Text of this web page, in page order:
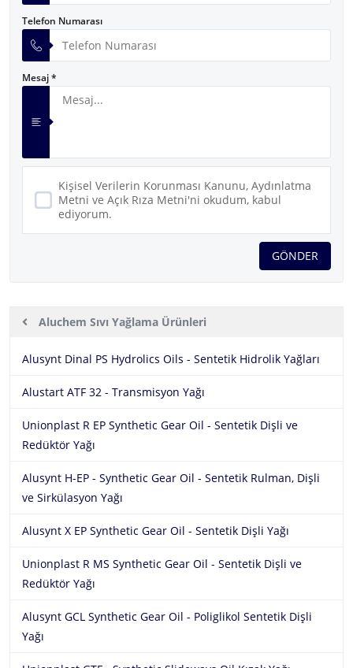
Telefon Numarası
Mesaj *
Kişisel Verilerin Korunması Kanunu, Aydınlatma
Metni ve Açık Rıza Metni'ni okudum, kabul
ediyorum.
GÖNDER
Hakkımızda
Ürünler
Ürünler
Aluchem
Aluchem
Aluchem Sıvı Yağlama Ürünleri
Aluchem Sıvı Yağlama Ürünleri
Alusynt Dinal PS Hydrolics Oils - Sentetik Hidrolik Yağları
Alustart ATF 32 - Transmisyon Yağı
Unionplast R EP Synthetic Gear Oil - Sentetik Dişli ve
Redüktör Yağı
Alusynt H-EP - Synthetic Gear Oil - Sentetik Rulman, Dişli
ve Sirkülasyon Yağı
Alusynt X EP Synthetic Gear Oil - Sentetik Dişli Yağı
Unionplast R MS Synthetic Gear Oil - Sentetik Dişli ve
Redüktör Yağı
Alusynt GCL Synthetic Gear Oil - Poliglikol Sentetik Dişli
Yağı
Aluchem Gres Yağlama Ürünleri
Aluchem Teknik Bakım Ürünleri
Fluitec
EG-Chem
Sektörler
İletişim